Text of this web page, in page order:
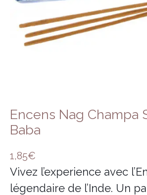
Encens Nag Champa
Baba
1,85€
Vivez l’experience avec
légendaire de l’Inde. Un
Encens en cônes
Encens herbes séchées
Bois sacré